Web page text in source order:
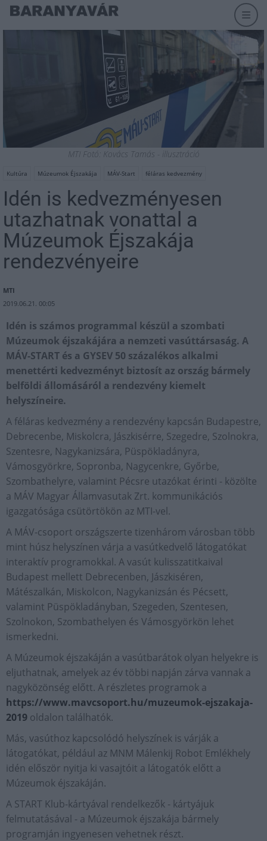
MTI Fotó: Kovács Tamás - illusztráció
Kultúra Múzeumok Éjszakája MÁV-Start féláras kedvezmény
Idén is kedvezményesen
utazhatnak vonattal a
Múzeumok Éjszakája
rendezvényeire
MTI
2019.06.21. 00:05
Idén is számos programmal készül a szombati
Múzeumok éjszakájára a nemzeti vasúttársaság. A
MÁV-START és a GYSEV 50 százalékos alkalmi
menettérti kedvezményt biztosít az ország bármely
belföldi állomásáról a rendezvény kiemelt
helyszíneire.
A féláras kedvezmény a rendezvény kapcsán Budapestre,
Debrecenbe, Miskolcra, Jászkisérre, Szegedre, Szolnokra,
Szentesre, Nagykanizsára, Püspökladányra,
Vámosgyörkre, Sopronba, Nagycenkre, Győrbe,
Szombathelyre, valamint Pécsre utazókat érinti - közölte
a MÁV Magyar Államvasutak Zrt. kommunikációs
igazgatósága csütörtökön az MTI-vel.
A MÁV-csoport országszerte tizenhárom városban több
mint húsz helyszínen várja a vasútkedvelő látogatókat
interaktív programokkal. A vasút kulisszatitkaival
Budapest mellett Debrecenben, Jászkiséren,
Mátészalkán, Miskolcon, Nagykanizsán és Pécsett,
valamint Püspökladányban, Szegeden, Szentesen,
Szolnokon, Szombathelyen és Vámosgyörkön lehet
ismerkedni.
A Múzeumok éjszakáján a vasútbarátok olyan helyekre is
eljuthatnak, amelyek az év többi napján zárva vannak a
nagyközönség előtt. A részletes programok a
https://www.mavcsoport.hu/muzeumok-ejszakaja-
2019 oldalon találhatók.
Más, vasúthoz kapcsolódó helyszínek is várják a
látogatókat, például az MNM Málenkij Robot Emlékhely
idén először nyitja ki vasajtóit a látogatók előtt a
Múzeumok éjszakáján.
A START Klub-kártyával rendelkezők - kártyájuk
felmutatásával - a Múzeumok éjszakája bármely
programján ingyenesen vehetnek részt.